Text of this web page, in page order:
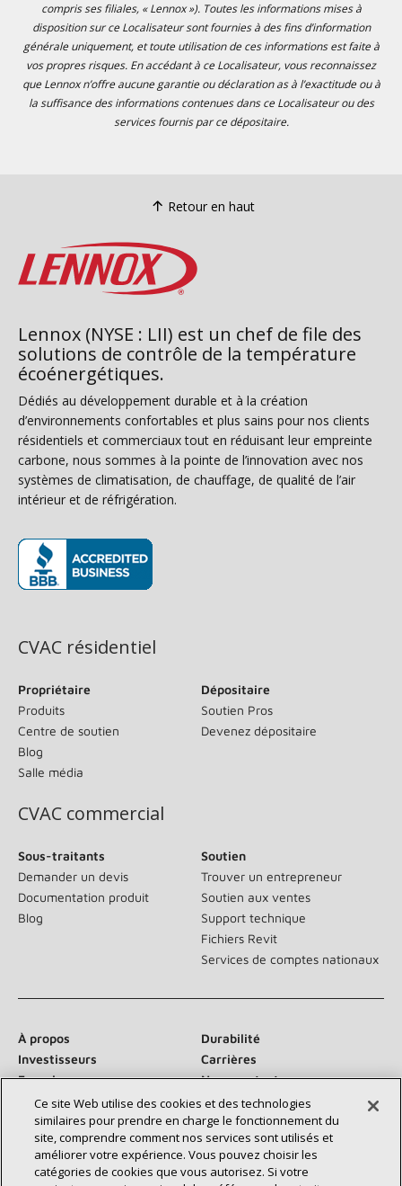
compris ses filiales, « Lennox »). Toutes les informations mises à
disposition sur ce Localisateur sont fournies à des fins d’information
générale uniquement, et toute utilisation de ces informations est faite à
vos propres risques. En accédant à ce Localisateur, vous reconnaissez
que Lennox n’offre aucune garantie ou déclaration as à l’exactitude ou à
la suffisance des informations contenues dans ce Localisateur ou des
services fournis par ce dépositaire.
Retour en haut
Lennox (NYSE : LII) est un chef de file des
solutions de contrôle de la température
écoénergétiques.
Dédiés au développement durable et à la création
d’environnements confortables et plus sains pour nos clients
résidentiels et commerciaux tout en réduisant leur empreinte
carbone, nous sommes à la pointe de l’innovation avec nos
systèmes de climatisation, de chauffage, de qualité de l’air
intérieur et de réfrigération.
CVAC résidentiel
Propriétaire
Produits
Centre de soutien
Blog
Salle média
Dépositaire
Soutien Pros
Devenez dépositaire
CVAC commercial
Sous-traitants
Demander un devis
Documentation produit
Blog
Soutien
Trouver un entrepreneur
Soutien aux ventes
Support technique
Fichiers Revit
Services de comptes nationaux
À propos
Durabilité
Investisseurs
Carrières
Fournisseurs
Nous contacter
Salle de presse
Communiquez avec nous :
Ce site Web utilise des cookies et des technologies
similaires pour prendre en charge le fonctionnement du
site, comprendre comment nos services sont utilisés et
améliorer votre expérience. Vous pouvez choisir les
catégories de cookies que vous autorisez. Si votre